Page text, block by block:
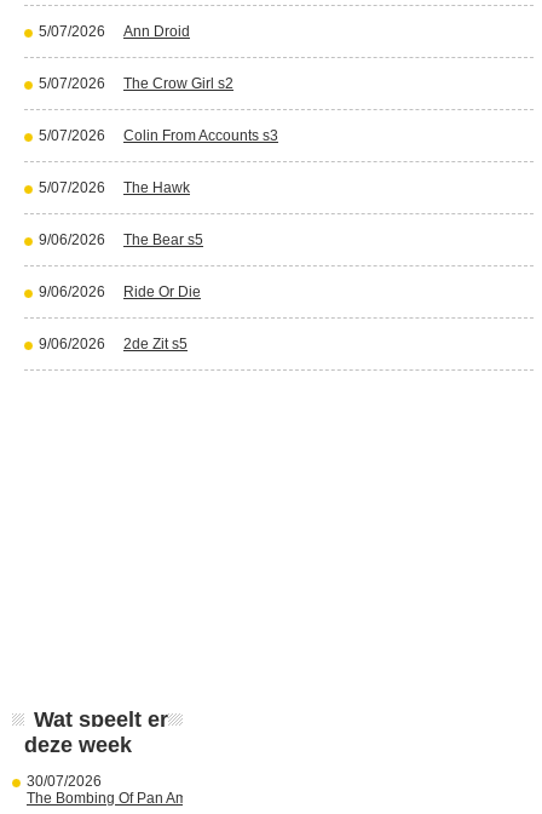
5/07/2026 Ann Droid
5/07/2026 The Crow Girl s2
5/07/2026 Colin From Accounts s3
5/07/2026 The Hawk
9/06/2026 The Bear s5
9/06/2026 Ride Or Die
9/06/2026 2de Zit s5
Wat speelt er
deze week
30/07/2026
The Bombing Of Pan Am 103 (Netflix)